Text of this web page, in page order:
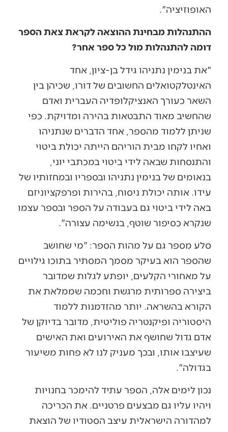
האופוזיציה".
ההתנהלות מבחינת ההוצאה לקראת צאת הספר
דומה להתנהלות מול כל ספר אחר?
"את בנימין נתניהו גידל בן-ציון, אחד
האינטלקטואלים החשובים של דורו, שכיהן בין
השאר כעורך האנציקלופדיה העברית ואדם
שהחשיב מאוד התבטאות בהירה ומדויקת. כפי
שניתן ללמוד מהספר, אחד הדברים שנתניהו
ואחיו לקחו מבית הוריהם הייתה יכולת ביטוי
והתנסחות שבאה לידי ביטוי במכתבי יוני,
בנאומים של בנימין נתניהו ובספריו ובמחזותיו של
עידו. אותה יכולת ניסוח, בהירות ופרפקציוניזם
באה לידי ביטוי גם בעבודה על הספר ובספר עצמו
שנקרא כסיפור שוטף, בנשימה עצורה".
סלע מספר גם על מהות הספר: "מי שחושב
שהספר הוא בעיקר מסמך המסתיר בתוכו גילויים
על מאחורי הקלעים, יופתע לגלות שמדובר
ביצירה ספרותית מרגשת וחכמה שממלאת את
הקורא בהשראה. יותר מהזדמנות ללמוד
היסטוריה ופיקנטריה פוליטית, מדובר בדיוקן של
אדם גדול שחושף את האירועים ואת האישים
שעיצבו אותו, ובכך מעניק לנו לא פחות משיעור
בגדולה".
נכון לימים אלה, הספר עתיד להימכר בחנויות
ויהיו עליו גם מבצעים פרטניים. את הכריכה
למהדורה הישראלית עיצב הסטודיו של הוצאת